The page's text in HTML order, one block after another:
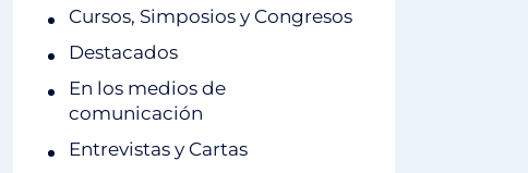
Cursos, Simposios y Congresos
Destacados
En los medios de
comunicación
Entrevistas y Cartas